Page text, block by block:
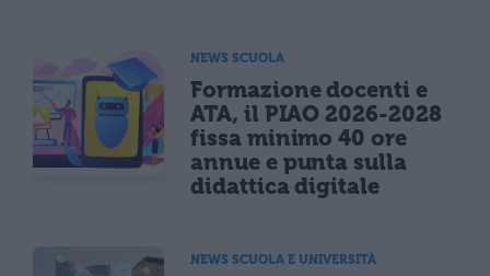
NEWS SCUOLA
Formazione docenti e
ATA, il PIAO 2026-2028
fissa minimo 40 ore
annue e punta sulla
didattica digitale
NEWS SCUOLA E UNIVERSITÀ